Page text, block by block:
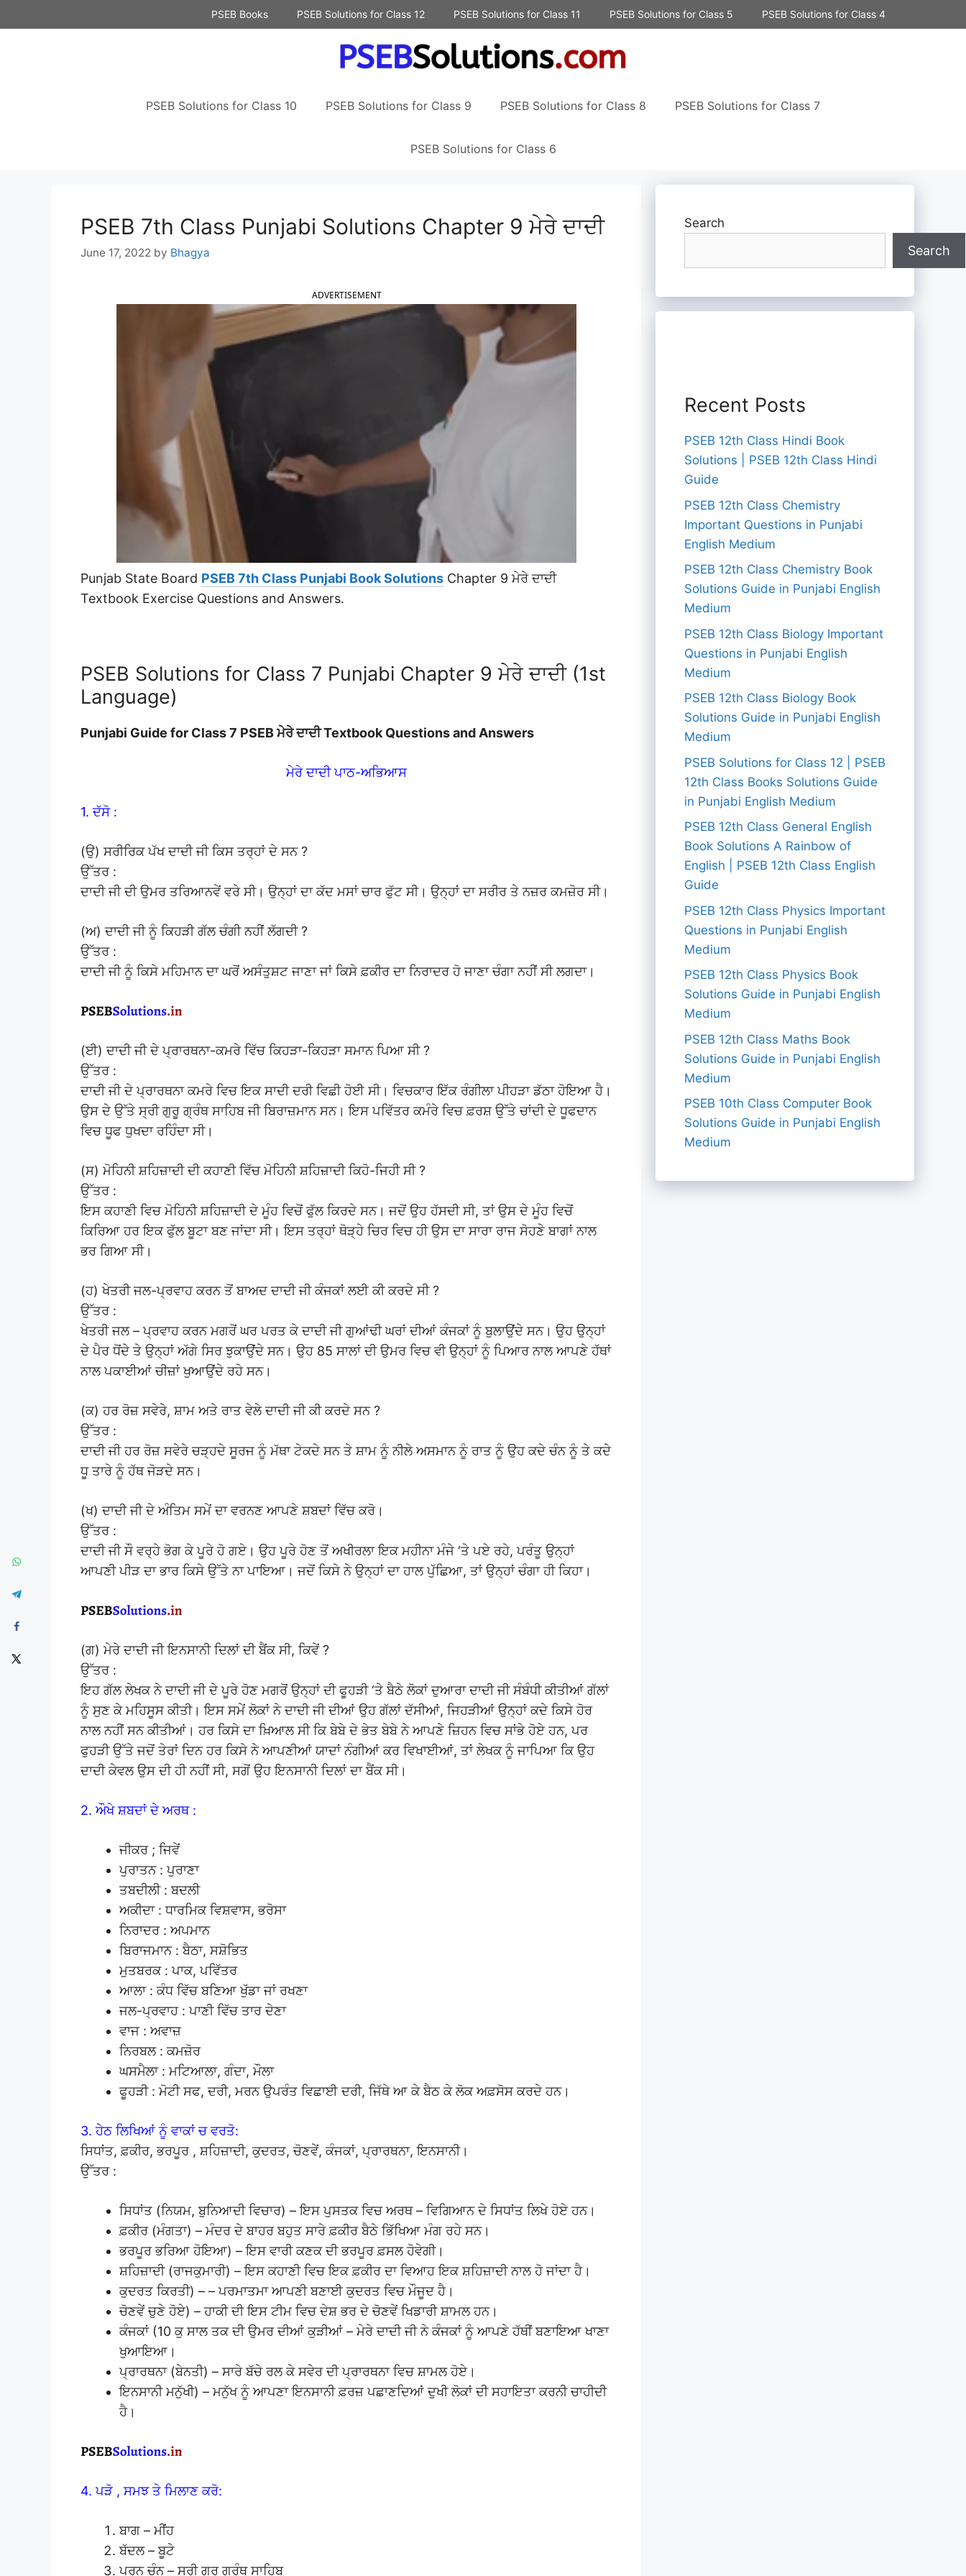
to
PSEB Books PSEB Solutions for Class 12 PSEB Solutions for Class 11 PSEB Solutions for Class 5 PSEB Solutions for Class 4
PSEB Solutions for Class 10 PSEB Solutions for Class 9 PSEB Solutions for Class 8 PSEB Solutions for Class 7
PSEB Solutions for Class 6
PSEB 7th Class Punjabi Solutions Chapter 9 ਮੇਰੇ ਦਾਦੀ
June 17, 2022 by Bhagya
ADVERTISEMENT
Punjab State Board PSEB 7th Class Punjabi Book Solutions Chapter 9 ਮੇਰੇ ਦਾਦੀ
Textbook Exercise Questions and Answers.
PSEB Solutions for Class 7 Punjabi Chapter 9 ਮੇਰੇ ਦਾਦੀ (1st
Language)
Punjabi Guide for Class 7 PSEB ਮੇਰੇ ਦਾਦੀ Textbook Questions and Answers
ਮੇਰੇ ਦਾਦੀ ਪਾਠ-ਅਭਿਆਸ
1. ਦੱਸੋ :
(ਉ) ਸਰੀਰਿਕ ਪੱਖ ਦਾਦੀ ਜੀ ਕਿਸ ਤਰ੍ਹਾਂ ਦੇ ਸਨ ?
ਉੱਤਰ :
ਦਾਦੀ ਜੀ ਦੀ ਉਮਰ ਤਰਿਆਨਵੇਂ ਵਰੇ ਸੀ। ਉਨ੍ਹਾਂ ਦਾ ਕੱਦ ਮਸਾਂ ਚਾਰ ਫੁੱਟ ਸੀ। ਉਨ੍ਹਾਂ ਦਾ ਸਰੀਰ ਤੇ ਨਜ਼ਰ ਕਮਜ਼ੋਰ ਸੀ।
(ਅ) ਦਾਦੀ ਜੀ ਨੂੰ ਕਿਹੜੀ ਗੱਲ ਚੰਗੀ ਨਹੀਂ ਲੱਗਦੀ ?
ਉੱਤਰ :
ਦਾਦੀ ਜੀ ਨੂੰ ਕਿਸੇ ਮਹਿਮਾਨ ਦਾ ਘਰੋਂ ਅਸੰਤੁਸ਼ਟ ਜਾਣਾ ਜਾਂ ਕਿਸੇ ਫ਼ਕੀਰ ਦਾ ਨਿਰਾਦਰ ਹੋ ਜਾਣਾ ਚੰਗਾ ਨਹੀਂ ਸੀ ਲਗਦਾ।
(ਈ) ਦਾਦੀ ਜੀ ਦੇ ਪ੍ਰਾਰਥਨਾ-ਕਮਰੇ ਵਿੱਚ ਕਿਹੜਾ-ਕਿਹੜਾ ਸਮਾਨ ਪਿਆ ਸੀ ?
ਉੱਤਰ :
ਦਾਦੀ ਜੀ ਦੇ ਪ੍ਰਾਰਥਨਾ ਕਮਰੇ ਵਿਚ ਇਕ ਸਾਦੀ ਦਰੀ ਵਿਛੀ ਹੋਈ ਸੀ। ਵਿਚਕਾਰ ਇੱਕ ਰੰਗੀਲਾ ਪੀਹੜਾ ਡੱਠਾ ਹੋਇਆ ਹੈ।
ਉਸ ਦੇ ਉੱਤੇ ਸ੍ਰੀ ਗੁਰੂ ਗ੍ਰੰਥ ਸਾਹਿਬ ਜੀ ਬਿਰਾਜ਼ਮਾਨ ਸਨ। ਇਸ ਪਵਿੱਤਰ ਕਮੰਰੇ ਵਿਚ ਫ਼ਰਸ਼ ਉੱਤੇ ਚਾਂਦੀ ਦੇ ਧੂਫਦਾਨ
ਵਿਚ ਧੂਫ ਧੁਖਦਾ ਰਹਿੰਦਾ ਸੀ।
(ਸ) ਮੋਹਿਨੀ ਸ਼ਹਿਜ਼ਾਦੀ ਦੀ ਕਹਾਣੀ ਵਿੱਚ ਮੋਹਿਨੀ ਸ਼ਹਿਜ਼ਾਦੀ ਕਿਹੋ-ਜਿਹੀ ਸੀ ?
ਉੱਤਰ :
ਇਸ ਕਹਾਣੀ ਵਿਚ ਮੋਹਿਨੀ ਸ਼ਹਿਜ਼ਾਦੀ ਦੇ ਮੂੰਹ ਵਿਚੋਂ ਫੁੱਲ ਕਿਰਦੇ ਸਨ। ਜਦੋਂ ਉਹ ਹੱਸਦੀ ਸੀ, ਤਾਂ ਉਸ ਦੇ ਮੂੰਹ ਵਿਚੋਂ
ਕਿਰਿਆ ਹਰ ਇਕ ਫੁੱਲ ਬੂਟਾ ਬਣ ਜਾਂਦਾ ਸੀ। ਇਸ ਤਰ੍ਹਾਂ ਥੋੜ੍ਹੇ ਚਿਰ ਵਿਚ ਹੀ ਉਸ ਦਾ ਸਾਰਾ ਰਾਜ ਸੋਹਣੇ ਬਾਗਾਂ ਨਾਲ
ਭਰ ਗਿਆ ਸੀ।
(ਹ) ਖੇਤਰੀ ਜਲ-ਪ੍ਰਵਾਹ ਕਰਨ ਤੋਂ ਬਾਅਦ ਦਾਦੀ ਜੀ ਕੰਜਕਾਂ ਲਈ ਕੀ ਕਰਦੇ ਸੀ ?
ਉੱਤਰ :
ਖੇਤਰੀ ਜਲ – ਪ੍ਰਵਾਹ ਕਰਨ ਮਗਰੋਂ ਘਰ ਪਰਤ ਕੇ ਦਾਦੀ ਜੀ ਗੁਆਂਢੀ ਘਰਾਂ ਦੀਆਂ ਕੰਜਕਾਂ ਨੂੰ ਬੁਲਾਉਂਦੇ ਸਨ। ਉਹ ਉਨ੍ਹਾਂ
ਦੇ ਪੈਰ ਧੋਂਦੇ ਤੇ ਉਨ੍ਹਾਂ ਅੱਗੇ ਸਿਰ ਝੁਕਾਉਂਦੇ ਸਨ। ਉਹ 85 ਸਾਲਾਂ ਦੀ ਉਮਰ ਵਿਚ ਵੀ ਉਨ੍ਹਾਂ ਨੂੰ ਪਿਆਰ ਨਾਲ ਆਪਣੇ ਹੱਥਾਂ
ਨਾਲ ਪਕਾਈਆਂ ਚੀਜ਼ਾਂ ਖੁਆਉਂਦੇ ਰਹੇ ਸਨ।
(ਕ) ਹਰ ਰੋਜ਼ ਸਵੇਰੇ, ਸ਼ਾਮ ਅਤੇ ਰਾਤ ਵੇਲੇ ਦਾਦੀ ਜੀ ਕੀ ਕਰਦੇ ਸਨ ?
ਉੱਤਰ :
ਦਾਦੀ ਜੀ ਹਰ ਰੋਜ਼ ਸਵੇਰੇ ਚੜ੍ਹਦੇ ਸੂਰਜ ਨੂੰ ਮੱਥਾ ਟੇਕਦੇ ਸਨ ਤੇ ਸ਼ਾਮ ਨੂੰ ਨੀਲੇ ਅਸਮਾਨ ਨੂੰ ਰਾਤ ਨੂੰ ਉਹ ਕਦੇ ਚੰਨ ਨੂੰ ਤੇ ਕਦੇ
ਧੂ ਤਾਰੇ ਨੂੰ ਹੱਥ ਜੋੜਦੇ ਸਨ।
(ਖ) ਦਾਦੀ ਜੀ ਦੇ ਅੰਤਿਮ ਸਮੇਂ ਦਾ ਵਰਨਣ ਆਪਣੇ ਸ਼ਬਦਾਂ ਵਿੱਚ ਕਰੋ।
ਉੱਤਰ :
ਦਾਦੀ ਜੀ ਸੌ ਵਰ੍ਹੇ ਭੋਗ ਕੇ ਪੂਰੇ ਹੋ ਗਏ। ਉਹ ਪੂਰੇ ਹੋਣ ਤੋਂ ਅਖੀਰਲਾ ਇਕ ਮਹੀਨਾ ਮੰਜੇ ‘ਤੇ ਪਏ ਰਹੇ, ਪਰੰਤੂ ਉਨ੍ਹਾਂ
ਆਪਣੀ ਪੀੜ ਦਾ ਭਾਰ ਕਿਸੇ ਉੱਤੇ ਨਾ ਪਾਇਆ। ਜਦੋਂ ਕਿਸੇ ਨੇ ਉਨ੍ਹਾਂ ਦਾ ਹਾਲ ਪੁੱਛਿਆ, ਤਾਂ ਉਨ੍ਹਾਂ ਚੰਗਾ ਹੀ ਕਿਹਾ।
(ਗ) ਮੇਰੇ ਦਾਦੀ ਜੀ ਇਨਸਾਨੀ ਦਿਲਾਂ ਦੀ ਬੈਂਕ ਸੀ, ਕਿਵੇਂ ?
ਉੱਤਰ :
ਇਹ ਗੱਲ ਲੇਖਕ ਨੇ ਦਾਦੀ ਜੀ ਦੇ ਪੂਰੇ ਹੋਣ ਮਗਰੋਂ ਉਨ੍ਹਾਂ ਦੀ ਫੂਹੜੀ ‘ਤੇ ਬੈਠੇ ਲੋਕਾਂ ਦੁਆਰਾ ਦਾਦੀ ਜੀ ਸੰਬੰਧੀ ਕੀਤੀਆਂ ਗੱਲਾਂ
ਨੂੰ ਸੁਣ ਕੇ ਮਹਿਸੂਸ ਕੀਤੀ। ਇਸ ਸਮੇਂ ਲੋਕਾਂ ਨੇ ਦਾਦੀ ਜੀ ਦੀਆਂ ਉਹ ਗੱਲਾਂ ਦੱਸੀਆਂ, ਜਿਹੜੀਆਂ ਉਨ੍ਹਾਂ ਕਦੇ ਕਿਸੇ ਹੋਰ
ਨਾਲ ਨਹੀਂ ਸਨ ਕੀਤੀਆਂ। ਹਰ ਕਿਸੇ ਦਾ ਖ਼ਿਆਲ ਸੀ ਕਿ ਬੇਬੇ ਦੇ ਭੇਤ ਬੇਬੇ ਨੇ ਆਪਣੇ ਜ਼ਿਹਨ ਵਿਚ ਸਾਂਭੇ ਹੋਏ ਹਨ, ਪਰ
ਫੁਹੜੀ ਉੱਤੇ ਜਦੋਂ ਤੇਰਾਂ ਦਿਨ ਹਰ ਕਿਸੇ ਨੇ ਆਪਣੀਆਂ ਯਾਦਾਂ ਨੰਗੀਆਂ ਕਰ ਵਿਖਾਈਆਂ, ਤਾਂ ਲੇਖਕ ਨੂੰ ਜਾਪਿਆ ਕਿ ਉਹ
ਦਾਦੀ ਕੇਵਲ ਉਸ ਦੀ ਹੀ ਨਹੀਂ ਸੀ, ਸਗੋਂ ਉਹ ਇਨਸਾਨੀ ਦਿਲਾਂ ਦਾ ਬੈਂਕ ਸੀ।
2. ਔਖੇ ਸ਼ਬਦਾਂ ਦੇ ਅਰਥ :
ਜੀਕਰ ; ਜਿਵੇਂ
ਪੁਰਾਤਨ : ਪੁਰਾਣਾ
ਤਬਦੀਲੀ : ਬਦਲੀ
ਅਕੀਦਾ : ਧਾਰਮਿਕ ਵਿਸ਼ਵਾਸ, ਭਰੋਸਾ
ਨਿਰਾਦਰ : ਅਪਮਾਨ
ਬਿਰਾਜਮਾਨ : ਬੈਠਾ, ਸਸ਼ੋਭਿਤ
ਮੁਤਬਰਕ : ਪਾਕ, ਪਵਿੱਤਰ
ਆਲਾ : ਕੰਧ ਵਿੱਚ ਬਣਿਆ ਖੁੱਡਾ ਜਾਂ ਰਖਣਾ
ਜਲ-ਪ੍ਰਵਾਹ : ਪਾਣੀ ਵਿੱਚ ਤਾਰ ਦੇਣਾ
ਵਾਜ : ਅਵਾਜ਼
ਨਿਰਬਲ : ਕਮਜ਼ੋਰ
ਘਸਮੈਲਾ : ਮਟਿਆਲਾ, ਗੰਦਾ, ਮੌਲਾ
ਫੂਹੜੀ : ਮੋਟੀ ਸਫ, ਦਰੀ, ਮਰਨ ਉਪਰੰਤ ਵਿਛਾਈ ਦਰੀ, ਜਿੱਥੇ ਆ ਕੇ ਬੈਠ ਕੇ ਲੋਕ ਅਫ਼ਸੋਸ ਕਰਦੇ ਹਨ।
3. ਹੇਠ ਲਿਖਿਆਂ ਨੂੰ ਵਾਕਾਂ ਚ ਵਰਤੋ:
ਸਿਧਾਂਤ, ਫ਼ਕੀਰ, ਭਰਪੂਰ , ਸ਼ਹਿਜ਼ਾਦੀ, ਕੁਦਰਤ, ਚੋਣਵੇਂ, ਕੰਜਕਾਂ, ਪ੍ਰਾਰਥਨਾ, ਇਨਸਾਨੀ।
ਉੱਤਰ :
ਸਿਧਾਂਤ (ਨਿਯਮ, ਬੁਨਿਆਦੀ ਵਿਚਾਰ) – ਇਸ ਪੁਸਤਕ ਵਿਚ ਅਰਥ – ਵਿਗਿਆਨ ਦੇ ਸਿਧਾਂਤ ਲਿਖੇ ਹੋਏ ਹਨ।
ਫ਼ਕੀਰ (ਮੰਗਤਾ) – ਮੰਦਰ ਦੇ ਬਾਹਰ ਬਹੁਤ ਸਾਰੇ ਫ਼ਕੀਰ ਬੈਠੇ ਭਿੱਖਿਆ ਮੰਗ ਰਹੇ ਸਨ।
ਭਰਪੂਰ ਭਰਿਆ ਹੋਇਆ) – ਇਸ ਵਾਰੀ ਕਣਕ ਦੀ ਭਰਪੂਰ ਫ਼ਸਲ ਹੋਵੇਗੀ।
ਸ਼ਹਿਜ਼ਾਦੀ (ਰਾਜਕੁਮਾਰੀ) – ਇਸ ਕਹਾਣੀ ਵਿਚ ਇਕ ਫ਼ਕੀਰ ਦਾ ਵਿਆਹ ਇਕ ਸ਼ਹਿਜ਼ਾਦੀ ਨਾਲ ਹੋ ਜਾਂਦਾ ਹੈ।
ਕੁਦਰਤ ਕਿਰਤੀ) – – ਪਰਮਾਤਮਾ ਆਪਣੀ ਬਣਾਈ ਕੁਦਰਤ ਵਿਚ ਮੌਜੂਦ ਹੈ।
ਚੋਣਵੇਂ ਚੁਣੇ ਹੋਏ) – ਹਾਕੀ ਦੀ ਇਸ ਟੀਮ ਵਿਚ ਦੇਸ਼ ਭਰ ਦੇ ਚੋਣਵੇਂ ਖਿਡਾਰੀ ਸ਼ਾਮਲ ਹਨ।
ਕੰਜਕਾਂ (10 ਕੁ ਸਾਲ ਤਕ ਦੀ ਉਮਰ ਦੀਆਂ ਕੁੜੀਆਂ – ਮੇਰੇ ਦਾਦੀ ਜੀ ਨੇ ਕੰਜਕਾਂ ਨੂੰ ਆਪਣੇ ਹੱਥੀਂ ਬਣਾਇਆ ਖਾਣਾ
ਖੁਆਇਆ।
ਪ੍ਰਾਰਥਨਾ (ਬੇਨਤੀ) – ਸਾਰੇ ਬੱਚੇ ਰਲ ਕੇ ਸਵੇਰ ਦੀ ਪ੍ਰਾਰਥਨਾ ਵਿਚ ਸ਼ਾਮਲ ਹੋਏ।
ਇਨਸਾਨੀ ਮਨੁੱਖੀ) – ਮਨੁੱਖ ਨੂੰ ਆਪਣਾ ਇਨਸਾਨੀ ਫ਼ਰਜ਼ ਪਛਾਣਦਿਆਂ ਦੁਖੀ ਲੋਕਾਂ ਦੀ ਸਹਾਇਤਾ ਕਰਨੀ ਚਾਹੀਦੀ
ਹੈ।
4. ਪੜੋ , ਸਮਝ ਤੇ ਮਿਲਾਣ ਕਰੋ:
ਬਾਗ – ਮੀਂਹ
ਬੱਦਲ – ਬੂਟੇ
ਪੂਰਨ ਚੰਨ – ਸ੍ਰੀ ਗੁਰੂ ਗ੍ਰੰਥ ਸਾਹਿਬ
Search
Search
Recent Posts
PSEB 12th Class Hindi Book
Solutions | PSEB 12th Class Hindi
Guide
PSEB 12th Class Chemistry
Important Questions in Punjabi
English Medium
PSEB 12th Class Chemistry Book
Solutions Guide in Punjabi English
Medium
PSEB 12th Class Biology Important
Questions in Punjabi English
Medium
PSEB 12th Class Biology Book
Solutions Guide in Punjabi English
Medium
PSEB Solutions for Class 12 | PSEB
12th Class Books Solutions Guide
in Punjabi English Medium
PSEB 12th Class General English
Book Solutions A Rainbow of
English | PSEB 12th Class English
Guide
PSEB 12th Class Physics Important
Questions in Punjabi English
Medium
PSEB 12th Class Physics Book
Solutions Guide in Punjabi English
Medium
PSEB 12th Class Maths Book
Solutions Guide in Punjabi English
Medium
PSEB 10th Class Computer Book
Solutions Guide in Punjabi English
Medium